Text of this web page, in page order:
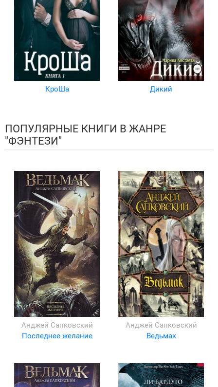
КроШа Дикий
ПОПУЛЯРНЫЕ КНИГИ В ЖАНРЕ
"ФЭНТЕЗИ"
Анджей Сапковский
Последнее желание
Анджей Сапковский
Ведьмак